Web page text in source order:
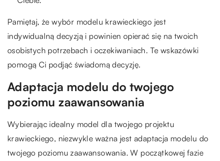
Pamiętaj, że wybór modelu krawieckiego jest
indywidualną decyzją i powinien opierać się na twoich
osobistych potrzebach i oczekiwaniach. Te wskazówki
pomogą Ci podjąć świadomą decyzję.
Adaptacja modelu do twojego
poziomu zaawansowania
Wybierając idealny model dla twojego projektu
krawieckiego, niezwykle ważna jest adaptacja modelu do
twojego poziomu zaawansowania. W początkowej fazie